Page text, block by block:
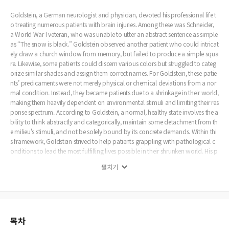
Goldstein, a German neurologist and physician, devoted his professional life t
o treating numerous patients with brain injuries. Among these was Schneider,
a World War I veteran, who was unable to utter an abstract sentence as simple
as “The snow is black.” Goldstein observed another patient who could intricat
ely draw a church window from memory, but failed to produce a simple squa
re. Likewise, some patients could discern various colors but struggled to categ
orize similar shades and assign them correct names. For Goldstein, these patie
nts’ predicaments were not merely physical or chemical deviations from a nor
mal condition. Instead, they became patients due to a shrinkage in their world,
making them heavily dependent on environmental stimuli and limiting their res
ponse spectrum. According to Goldstein, a normal, healthy state involves the a
bility to think abstractly and categorically, maintain some detachment from th
e milieu's stimuli, and not be solely bound by its concrete demands. Within thi
s framework, Goldstein strived to help patients grappling with pathological c
onditions to lead the most fulfilling lives possible in their shrunken world. His p
logical exploration of the state of being a patient. This ontological approach t
eep insights into our contemporary medical environment, where individuals m
펼치기
목차